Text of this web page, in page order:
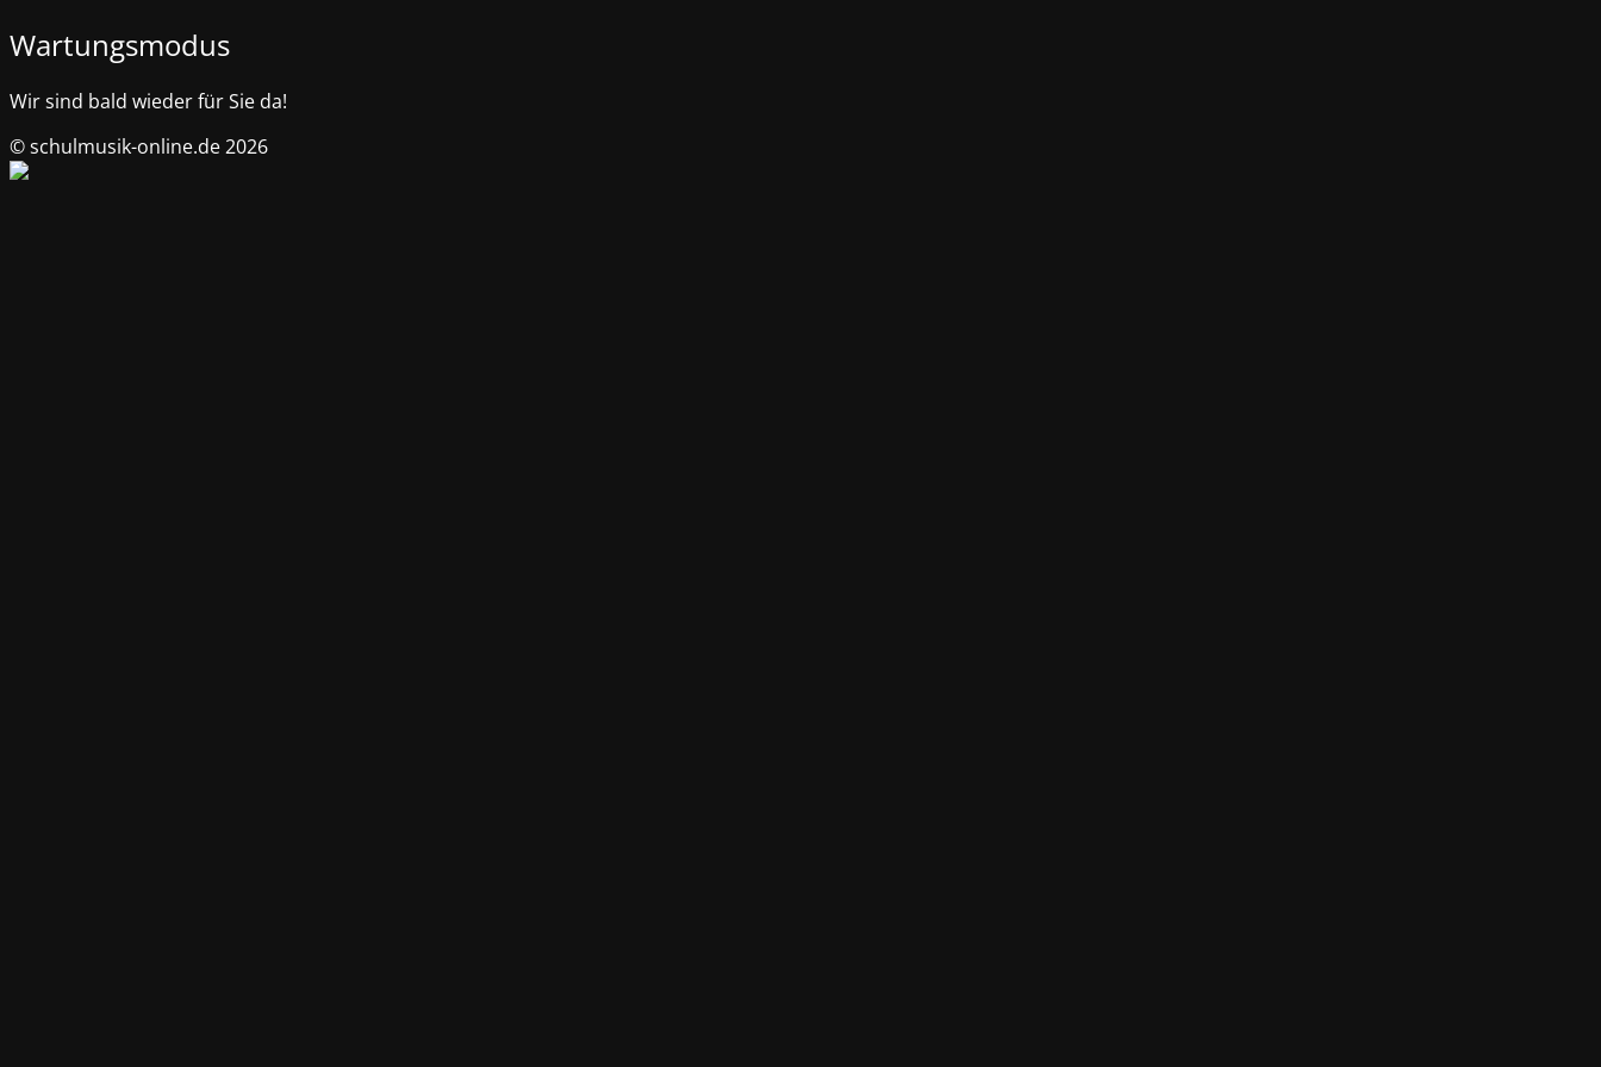
Wartungsmodus
Wir sind bald wieder für Sie da!
© schulmusik-online.de 2026